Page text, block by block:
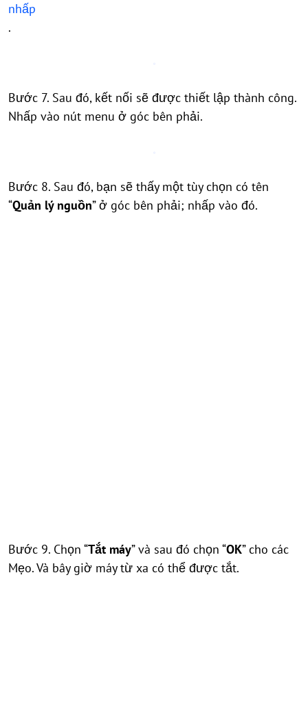
nhấp
.
Bước 7. Sau đó, kết nối sẽ được thiết lập thành công.
Nhấp vào nút menu ở góc bên phải.
Bước 8. Sau đó, bạn sẽ thấy một tùy chọn có tên
“Quản lý nguồn” ở góc bên phải; nhấp vào đó.
Bước 9. Chọn “Tắt máy” và sau đó chọn “OK” cho các
Mẹo. Và bây giờ máy từ xa có thể được tắt.